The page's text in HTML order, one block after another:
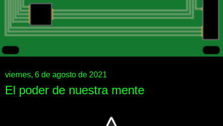
viernes, 6 de agosto de 2021
El poder de nuestra mente